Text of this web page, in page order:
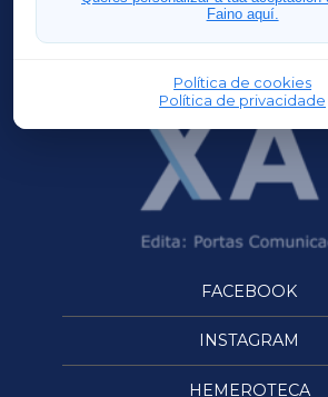
Faino aquí.
Política de cookies
Política de privacidade
OURENSEXA
FACEBOOK
INSTAGRAM
HEMEROTECA